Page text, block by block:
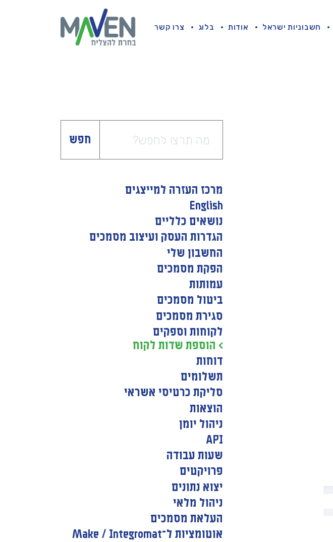
חשבוניות ישראל אודות בלוג צרו קשר
חפש
מרכז העזרה למייצגים
English
נושאים כלליים
הגדרות העסק ועיצוב מסמכים
החשבון שלי
הפקת מסמכים
עמותות
ביטול מסמכים
סגירת מסמכים
לקוחות וספקים
> הוספת שדות לקוח
דוחות
תשלומים
סליקת כרטיסי אשראי
הוצאות
ניהול יומן
API
שעות עבודה
פרויקטים
יצוא נתונים
ניהול מלאי
העלאת מסמכים
אוטומציות ל־Make / Integromat